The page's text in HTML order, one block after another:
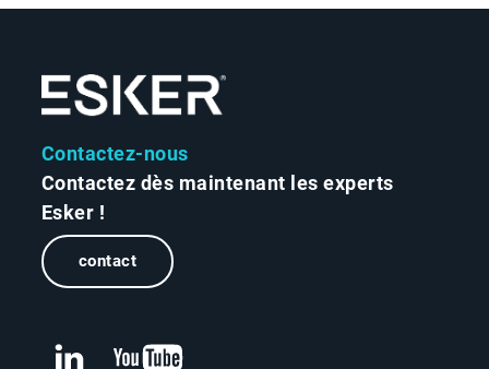
Contactez-nous
Contactez dès maintenant les experts
Esker !
contact